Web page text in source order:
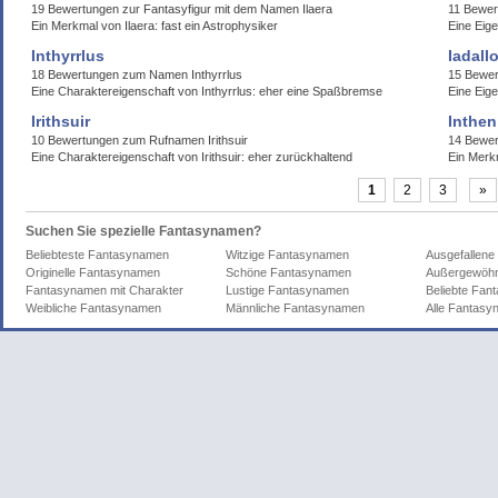
19 Bewertungen zur Fantasyfigur mit dem Namen Ilaera
Ein Merkmal von Ilaera: fast ein Astrophysiker
11
Eine
Inthyrrlus
18 Bewertungen zum Namen Inthyrrlus
Eine Charaktereigenschaft von Inthyrrlus: eher eine Spaßbremse
Iadallo
15
Eine
Irithsuir
10 Bewertungen zum Rufnamen Irithsuir
Eine Charaktereigenschaft von Irithsuir: eher zurückhaltend
Inthen
14
Ein
1 2 3 »
Suchen Sie spezielle Fantasynamen?
Beliebteste Fantasynamen Witzige Fantasynamen
Originelle Fantasynamen
Schöne Fantasynamen
Fantasynamen mit Charakter
Lustige Fantasynamen
Beliebte
Weibliche Fantasynamen
Männliche Fantasynamen Alle